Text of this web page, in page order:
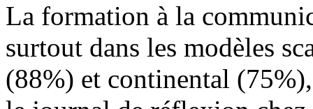
La formation à la
surtout dans les modèles
(88%) et continental